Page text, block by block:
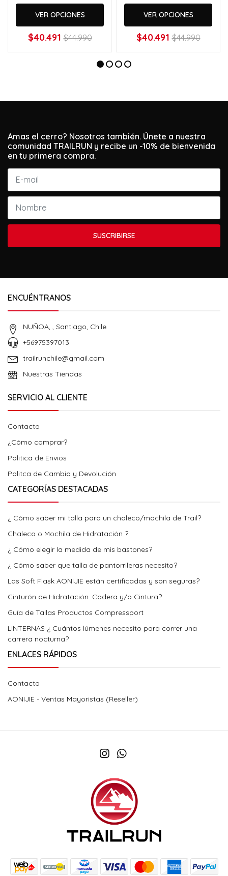
VER OPCIONES
$40.491 $44.990
VER OPCIONES
$40.491 $44.990
Amas el cerro? Nosotros también. Únete a nuestra
comunidad TRAILRUN y recibe un -10% de bienvenida
en tu primera compra.
SUSCRIBIRSE
ENCUÉNTRANOS
NUÑOA, , Santiago, Chile
+56975397013
trailrunchile@gmail.com
Nuestras Tiendas
SERVICIO AL CLIENTE
Contacto
¿Cómo comprar?
Politica de Envios
Politca de Cambio y Devolución
CATEGORÍAS DESTACADAS
¿ Cómo saber mi talla para un chaleco/mochila de Trail?
Chaleco o Mochila de Hidratación ?
¿ Cómo elegir la medida de mis bastones?
¿ Cómo saber que talla de pantorrileras necesito?
Las Soft Flask AONIJIE están certificadas y son seguras?
Cinturón de Hidratación. Cadera y/o Cintura?
Guía de Tallas Productos Compressport
LINTERNAS ¿ Cuántos lúmenes necesito para correr una
carrera nocturna?
ENLACES RÁPIDOS
Contacto
AONIJIE - Ventas Mayoristas (Reseller)